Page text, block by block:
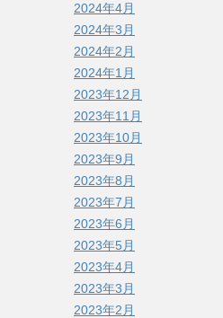
2024年4月
2024年3月
2024年2月
2024年1月
2023年12月
2023年11月
2023年10月
2023年9月
2023年8月
2023年7月
2023年6月
2023年5月
2023年4月
2023年3月
2023年2月